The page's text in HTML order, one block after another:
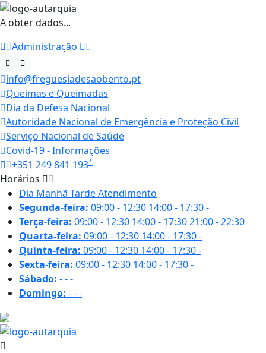
A obter dados...
Administração
info@freguesiadesaobento.pt
Queimas e Queimadas
Dia da Defesa Nacional
Autoridade Nacional de Emergência e Proteção Civil
Serviço Nacional de Saúde
Covid-19 - Informações
+351 249 841 193*
Horários
Dia Manhã TardeAtendimento
Segunda-feira: 09:00 - 12:30 14:00 - 17:30-
Terça-feira: 09:00 - 12:30 14:00 - 17:3021:00 - 22:30
Quarta-feira: 09:00 - 12:30 14:00 - 17:30-
Quinta-feira: 09:00 - 12:30 14:00 - 17:30-
Sexta-feira: 09:00 - 12:30 14:00 - 17:30-
Sábado: ---
Domingo: ---